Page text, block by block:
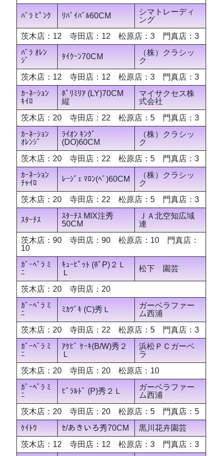
ﾊﾞﾗ ﾋﾟﾝｸ ﾘﾊﾞｲﾊﾞﾙ60CM
シマトレーディ
ング
茨木店：12 寺田店：12 松原店：3 門真店：3
ﾊﾞﾗ ｵﾚﾝ
ｼﾞ
ﾀｲｸｰﾝ70CM
（株）クラシッ
ク
茨木店：12 寺田店：12 松原店：3 門真店：3
ｶｰﾈｰｼｮﾝ
ｷｲﾛ
ﾎﾟﾘﾐﾘｱ (LY)70CM
縦
マイサクセス株
式会社
茨木店：20 寺田店：22 松原店：5 門真店：3
ｶｰﾈｰｼｮﾝ
ｵﾚﾝｼﾞ
ﾗｲｵﾝ ｷﾝｸﾞ
(DO)60CM
（株）クラシッ
ク
茨木店：20 寺田店：22 松原店：5 門真店：3
ｶｰﾈｰｼｮﾝ
ﾁｬｲﾛ
ﾚｰｼﾞｪ ﾏﾛﾝ(ﾍﾞ)60CM
（株）クラシッ
ク
茨木店：20 寺田店：22 松原店：5 門真店：3
ｽﾀｰﾁｽ
ｽﾀｰﾁｽ MIX注秀
50CM
ＪＡ北空知広域
連
茨木店：90 寺田店：90 松原店：10 門真店：
10
ｶﾞｰﾍﾞﾗ ﾐ
ﾆ
ｷｭｰﾋﾟｯﾄ (ﾎﾟP)２Ｌ
Ｌ
松下 園芸
茨木店：20 寺田店：20
ｶﾞｰﾍﾞﾗ ﾐ
ﾆ
ﾐｶﾂﾞｷ (C)秀Ｌ
ガーベラファー
ム西浦
茨木店：20 寺田店：22 松原店：5 門真店：3
ｶﾞｰﾍﾞﾗ ﾐ
ﾆ
ｱｹﾋﾞ ｹｰｷ(B/W)秀２
Ｌ
浜松ＰＣガーベ
ラ
茨木店：20 寺田店：20 松原店：10
ｶﾞｰﾍﾞﾗ ﾐ
ﾆ
ﾋﾞﾗﾙﾄﾞ (P)秀２Ｌ
ガーベラファー
ム西浦
茨木店：20 寺田店：20 松原店：5 門真店：5
ｹｲﾄｳ
ｾ/あきいろ秀70CM
黒川花卉園芸
茨木店：12 寺田店：12 松原店：3 門真店：3